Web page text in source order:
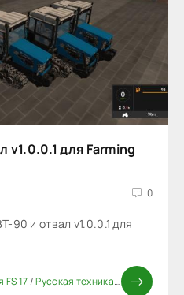
v1.0.0.1 для Farming
0
90 и отвал v1.0.0.1 для
17/Русская техника FS 17 /